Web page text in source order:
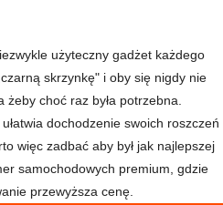
użyteczny gadżet każdego
skrzynkę" i oby się nigdy nie
żeby choć raz była potrzebna.
dochodzenie swoich roszczeń
więc zadbać aby był jak najlepszej
samochodowych premium, gdzie
przewyższa cenę.